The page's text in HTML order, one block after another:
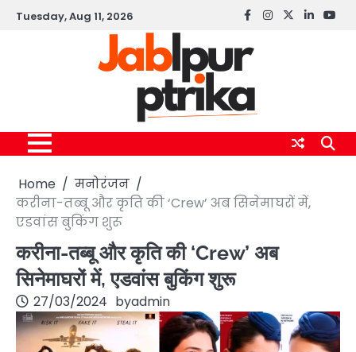
SkipTuesday, Aug 11, 2026 Facebook
instagram
twitterlinkedin
Home
मनोरंजन
करीना-तब्बू और कृति की ‘Crew’ अब सिनेमाघरों में,
एडवांस बुकिंग शुरू
करीना-तब्बू और कृति की ‘Crew’ अब
सिनेमाघरों में, एडवांस बुकिंग शुरू
27/03/2024 byadmin